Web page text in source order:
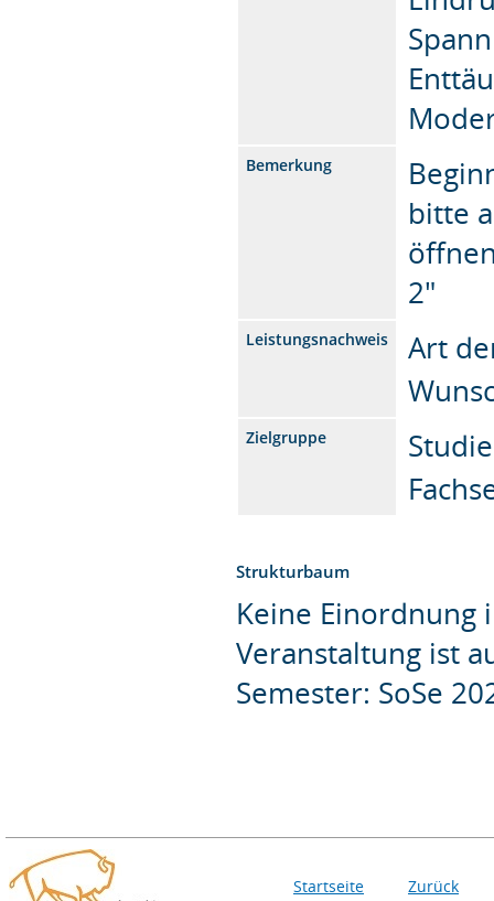
Bemerkung
bitte
2"
Leistungsnachweis
Art
Zielgruppe
Strukturbaum
Keine Einordnung
Veranstaltung ist
Semester: SoSe
Startseite Zurück